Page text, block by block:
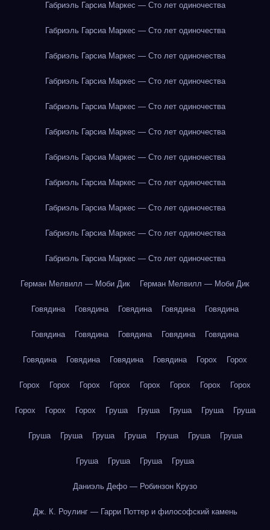
Габриэль Гарсиа Маркес — Сто лет одиночества
Габриэль Гарсиа Маркес — Сто лет одиночества
Габриэль Гарсиа Маркес — Сто лет одиночества
Габриэль Гарсиа Маркес — Сто лет одиночества
Габриэль Гарсиа Маркес — Сто лет одиночества
Габриэль Гарсиа Маркес — Сто лет одиночества
Габриэль Гарсиа Маркес — Сто лет одиночества
Габриэль Гарсиа Маркес — Сто лет одиночества
Габриэль Гарсиа Маркес — Сто лет одиночества
Габриэль Гарсиа Маркес — Сто лет одиночества
Габриэль Гарсиа Маркес — Сто лет одиночества
Герман Мелвилл — Моби Дик Герман Мелвилл — Моби Дик
Говядина Говядина Говядина Говядина Говядина
Говядина Говядина Говядина Говядина Говядина
Говядина Говядина Говядина Говядина Горох Горох
Горох Горох Горох Горох Горох Горох Горох Горох
Горох Горох Горох Груша Груша Груша Груша Груша
Груша Груша Груша Груша Груша Груша Груша
Груша Груша Груша Груша
Даниэль Дефо — Робинзон Крузо
Дж. К. Роулинг — Гарри Поттер и философский камень